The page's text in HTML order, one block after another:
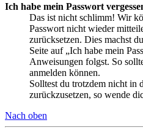
Ich habe mein Passwort
Das ist nicht schlimm! Wir
Passwort nicht wieder
zurücksetzen. Dies machst
Seite auf „Ich habe mein
Anweisungen folgst. So
anmelden können.
Solltest du trotzdem nicht in
zurückzusetzen, so wende
Nach oben